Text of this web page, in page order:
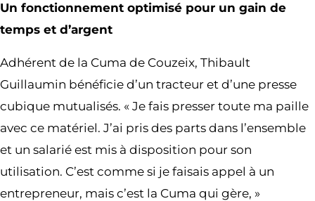
Un fonctionnement optimisé pour un gain de
temps et d’argent
Adhérent de la Cuma de Couzeix, Thibault
Guillaumin bénéficie d’un tracteur et d’une presse
cubique mutualisés. « Je fais presser toute ma paille
avec ce matériel. J’ai pris des parts dans l’ensemble
et un salarié est mis à disposition pour son
utilisation. C’est comme si je faisais appel à un
entrepreneur, mais c’est la Cuma qui gère, »